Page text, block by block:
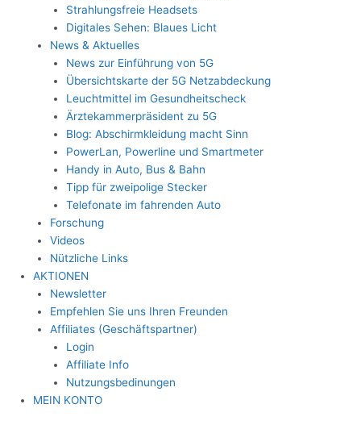
Strahlungsfreie Headsets
Digitales Sehen: Blaues Licht
News & Aktuelles
News zur Einführung von 5G
Übersichtskarte der 5G Netzabdeckung
Leuchtmittel im Gesundheitscheck
Ärztekammerpräsident zu 5G
Blog: Abschirmkleidung macht Sinn
PowerLan, Powerline und Smartmeter
Handy in Auto, Bus & Bahn
Tipp für zweipolige Stecker
Telefonate im fahrenden Auto
Forschung
Videos
Nützliche Links
AKTIONEN
Newsletter
Empfehlen Sie uns Ihren Freunden
Affiliates (Geschäftspartner)
Login
Affiliate Info
Nutzungsbedinungen
MEIN KONTO